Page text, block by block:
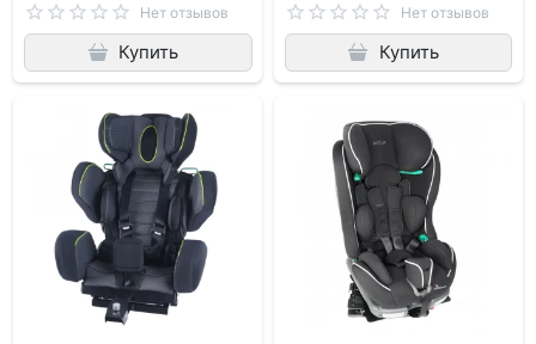
Нет отзывов
Купить
Нет отзывов
Купить